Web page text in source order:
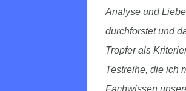
Analyse und
durchforstet und
Tropfer als
Testreihe, die ich
Fachwissen